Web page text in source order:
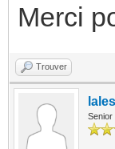
Merci
Trouver
Senior